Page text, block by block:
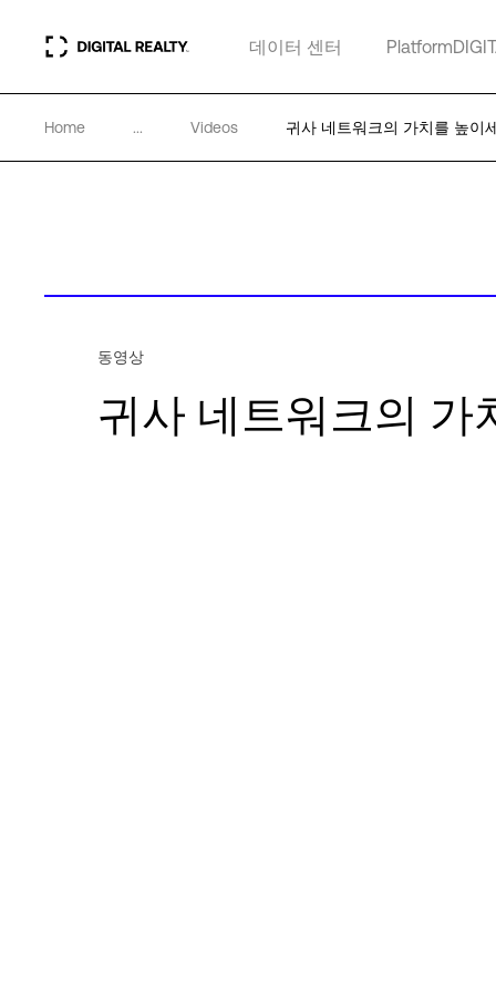
데이터 센터
Home ... Videos 귀사 네트워크의 가치를 높이
동영상
귀사 네트워크의 가